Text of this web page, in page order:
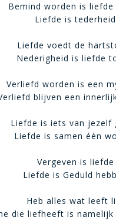
Bemind worden is liefde
Liefde is tederheid
Liefde voedt de
Nederigheid is liefde
Verliefd worden is een
blijven een
Liefde is iets van jezelf
Liefde is samen één
Vergeven is liefde
Liefde is Geduld
Heb alles wat leeft
die liefheeft is namelijk